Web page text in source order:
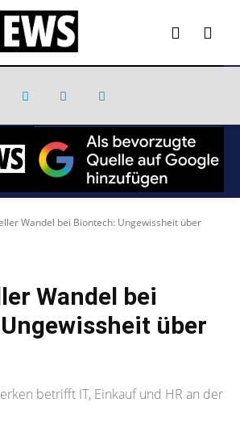
Wandel bei Biontech: Ungewissheit über
Wandel bei
über
betrifft IT, Einkauf und HR an der